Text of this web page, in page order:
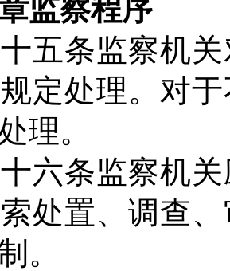
监察程序
条监察机关
定处理。对
理。
条监察机关
处置、调查
。